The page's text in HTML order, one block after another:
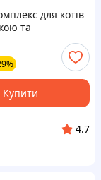
для котів
та
Купити
4.7